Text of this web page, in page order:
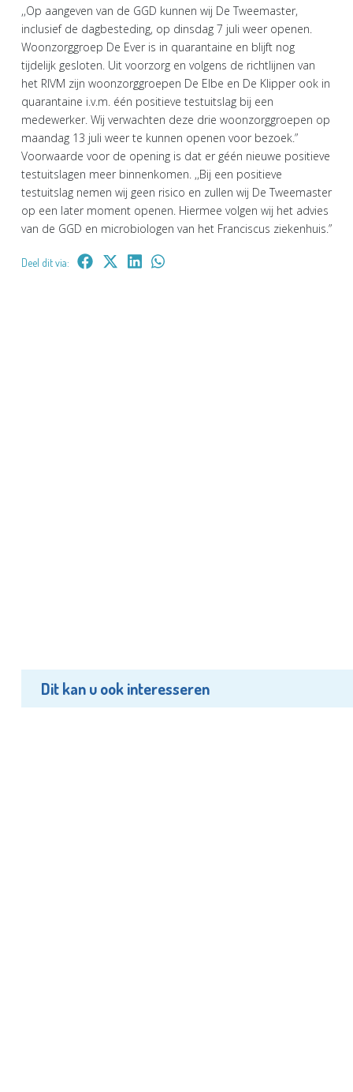
,,Op aangeven van de GGD kunnen wij De Tweemaster,
inclusief de dagbesteding, op dinsdag 7 juli weer openen.
Woonzorggroep De Ever is in quarantaine en blijft nog
tijdelijk gesloten. Uit voorzorg en volgens de richtlijnen van
het RIVM zijn woonzorggroepen De Elbe en De Klipper ook in
quarantaine i.v.m. één positieve testuitslag bij een
medewerker. Wij verwachten deze drie woonzorggroepen op
maandag 13 juli weer te kunnen openen voor bezoek.”
Voorwaarde voor de opening is dat er géén nieuwe positieve
testuitslagen meer binnenkomen. ,,Bij een positieve
testuitslag nemen wij geen risico en zullen wij De Tweemaster
op een later moment openen. Hiermee volgen wij het advies
van de GGD en microbiologen van het Franciscus ziekenhuis.”
Deel dit via:
Dit kan u ook interesseren